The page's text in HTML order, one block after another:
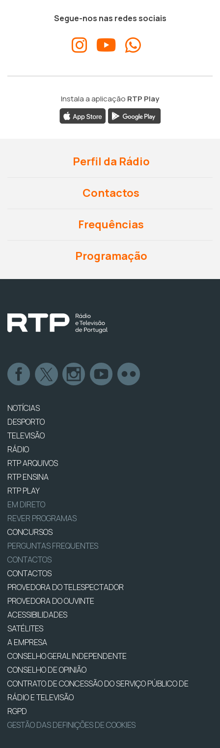
Segue-nos nas redes sociais
Instala a aplicação RTP Play
Perfil da Rádio
Contactos
Frequências
Programação
NOTÍCIAS
DESPORTO
TELEVISÃO
RÁDIO
RTP ARQUIVOS
RTP ENSINA
RTP PLAY
EM DIRETO
REVER PROGRAMAS
CONCURSOS
PERGUNTAS FREQUENTES
CONTACTOS
CONTACTOS
PROVEDORA DO TELESPECTADOR
PROVEDORA DO OUVINTE
ACESSIBILIDADES
SATÉLITES
A EMPRESA
CONSELHO GERAL INDEPENDENTE
CONSELHO DE OPINIÃO
CONTRATO DE CONCESSÃO DO SERVIÇO PÚBLICO DE
RÁDIO E TELEVISÃO
RGPD
GESTÃO DAS DEFINIÇÕES DE COOKIES